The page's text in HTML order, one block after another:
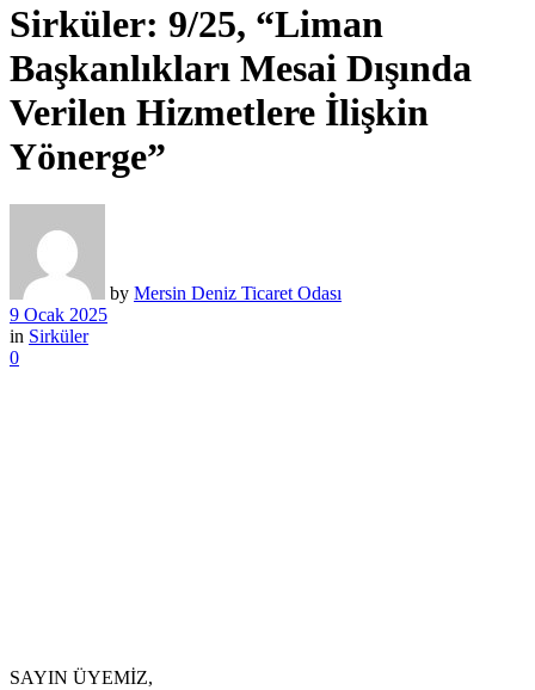
Sirküler: 9/25, “Liman
Başkanlıkları Mesai Dışında
Verilen Hizmetlere İlişkin
Yönerge”
by Mersin Deniz Ticaret Odası
9 Ocak 2025
in Sirküler
0
SAYIN ÜYEMİZ,